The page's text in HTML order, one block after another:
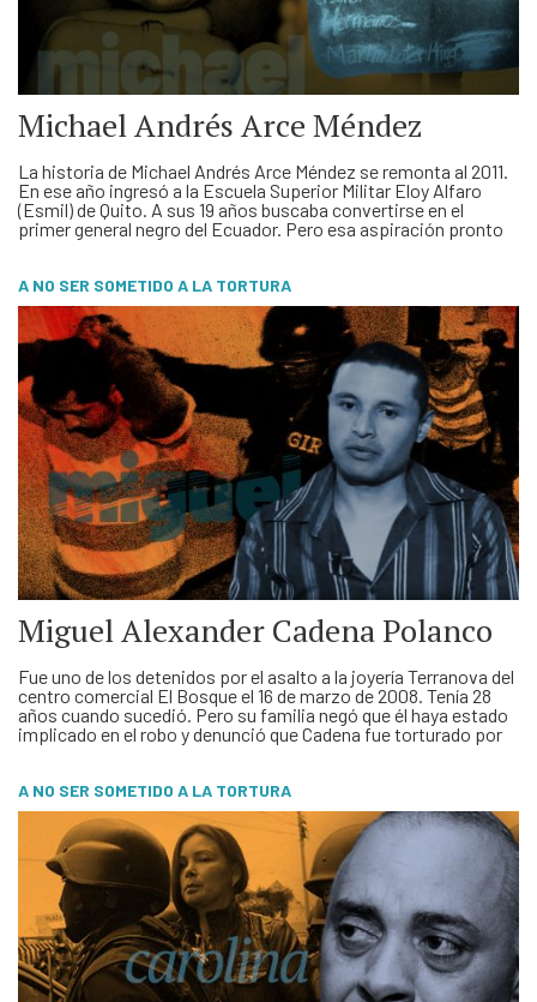
Michael Andrés Arce Méndez
La historia de Michael Andrés Arce Méndez se remonta al 2011.
En ese año ingresó a la Escuela Superior Militar Eloy Alfaro
(Esmil) de Quito. A sus 19 años buscaba convertirse en el
primer general negro del Ecuador. Pero esa aspiración pronto
quedó truncada. Abandonó la institución porque fue
A NO SER SOMETIDO A LA TORTURA
Miguel Alexander Cadena Polanco
Fue uno de los detenidos por el asalto a la joyería Terranova del
centro comercial El Bosque el 16 de marzo de 2008. Tenía 28
años cuando sucedió. Pero su familia negó que él haya estado
implicado en el robo y denunció que Cadena fue torturado por
los agentes del Grupo de Apoyo Operacional (GAO) de …
A NO SER SOMETIDO A LA TORTURA